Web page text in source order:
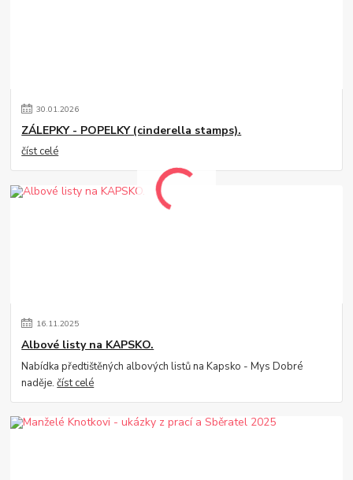
30.01.2026
ZÁLEPKY - POPELKY (cinderella stamps).
číst celé
16.11.2025
Albové listy na KAPSKO.
Nabídka předtištěných albových listů na Kapsko - Mys Dobré
naděje.číst celé